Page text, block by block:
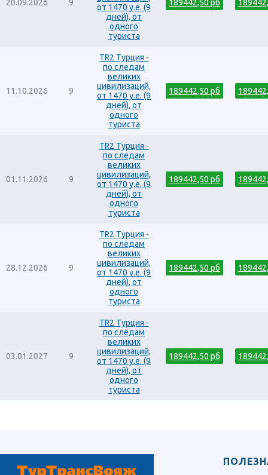
20.09.2026 9
от 1470 у.е. (9
дней), от
одного
туриста
189442,50 рб
11.10.2026 9
TR2 Турция -
по следам
великих
цивилизаций,
от 1470 у.е. (9
дней), от
одного
туриста
189442,50 рб
01.11.2026 9
TR2 Турция -
по следам
великих
цивилизаций,
от 1470 у.е. (9
дней), от
одного
туриста
189442,50 рб
28.12.2026 9
TR2 Турция -
по следам
великих
цивилизаций,
от 1470 у.е. (9
дней), от
одного
туриста
189442,50 рб
03.01.2027 9
TR2 Турция -
по следам
великих
цивилизаций,
от 1470 у.е. (9
дней), от
одного
туриста
189442,50 рб